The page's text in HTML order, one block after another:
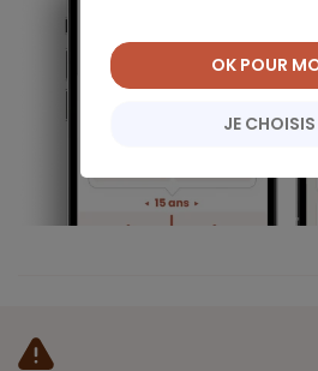
JE CHOISIS
OK POUR